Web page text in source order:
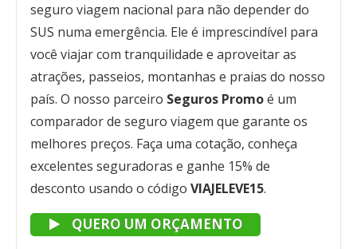
seguro viagem nacional para não depender do
SUS numa emergência. Ele é imprescindível para
você viajar com tranquilidade e aproveitar as
atrações, passeios, montanhas e praias do nosso
país. O nosso parceiro Seguros Promoé um
comparador de seguro viagem que garante os
melhores preços. Faça uma cotação, conheça
excelentes seguradoras e ganhe 15% de
desconto usando o código VIAJELEVE15.
QUERO UM ORÇAMENTO